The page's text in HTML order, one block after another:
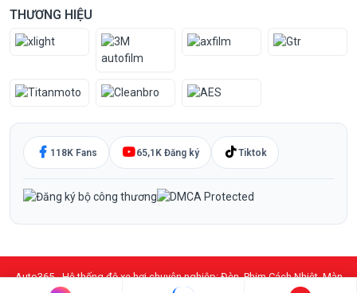
THƯƠNG HIỆU
118K Fans 65,1K Đăng ký Tiktok
Auto365 - Hệ thống độ xe hơi chuyên nghiệp: Đèn, Phim Cách Nhiệt, Màn